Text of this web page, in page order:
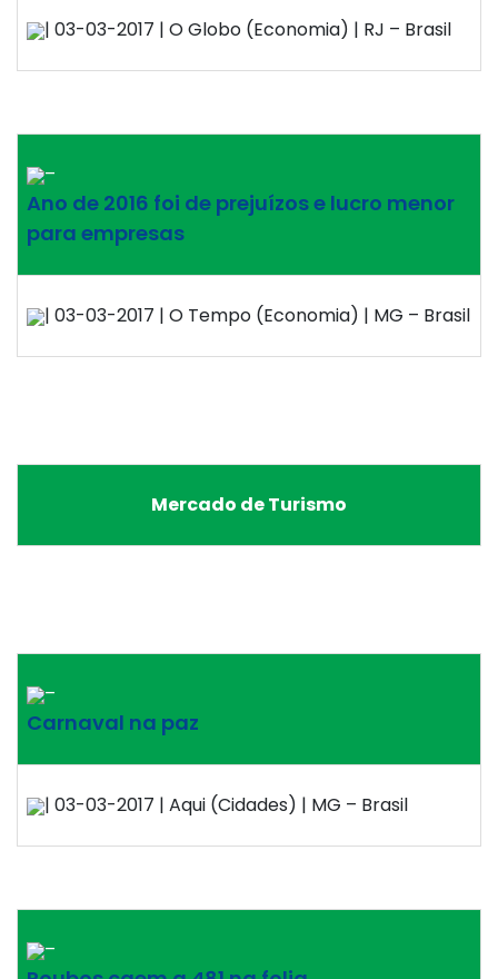
| 03-03-2017 | O Globo (Economia) | RJ – Brasil
–
Ano de 2016 foi de prejuízos e lucro menor
para empresas
| 03-03-2017 | O Tempo (Economia) | MG – Brasil
Mercado de Turismo
–
Carnaval na paz
| 03-03-2017 | Aqui (Cidades) | MG – Brasil
–